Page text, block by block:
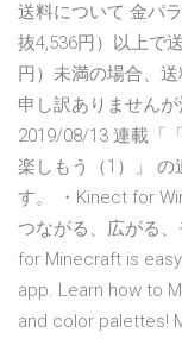
送料について 金パ
抜4,536円）以上で
円）未満の場合、
申し訳ありません
2019/08/13 連載「
楽しもう（1）」 の
す。 ・Kinect for
つながる、広がる
for Minecraft is
app. Learn how to
and color palettes!